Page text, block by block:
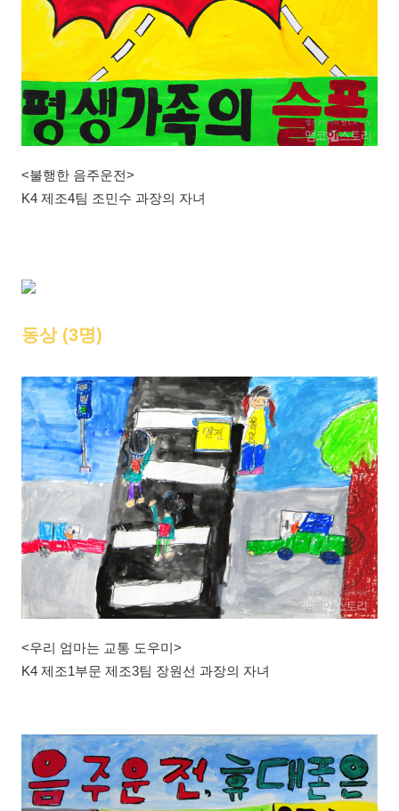
<불행한 음주운전>
K4 제조4팀 조민수 과장의 자녀
동상 (3명)
<우리 엄마는 교통 도우미>
K4 제조1부문 제조3팀 장원선 과장의 자녀